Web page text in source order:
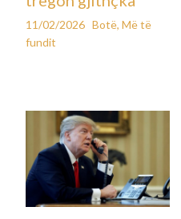
11/02/2026 Botë,Më të
fundit